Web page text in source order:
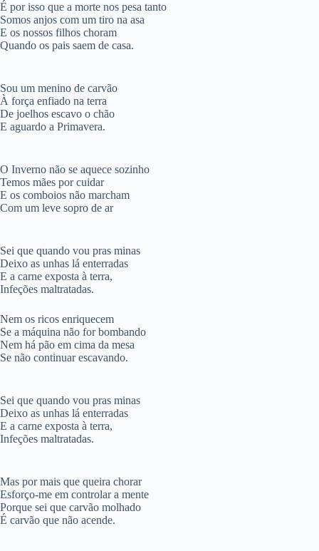
É por isso que a morte nos pesa tanto
Somos anjos com um tiro na asa
E os nossos filhos choram
Quando os pais saem de casa.
Sou um menino de carvão
À força enfiado na terra
De joelhos escavo o chão
E aguardo a Primavera.
O Inverno não se aquece sozinho
Temos mães por cuidar
E os comboios não marcham
Com um leve sopro de ar
Sei que quando vou pras minas
Deixo as unhas lá enterradas
E a carne exposta à terra,
Infeções maltratadas.
Nem os ricos enriquecem
Se a máquina não for bombando
Nem há pão em cima da mesa
Se não continuar escavando.
Sei que quando vou pras minas
Deixo as unhas lá enterradas
E a carne exposta à terra,
Infeções maltratadas.
Mas por mais que queira chorar
Esforço-me em controlar a mente
Porque sei que carvão molhado
É carvão que não acende.